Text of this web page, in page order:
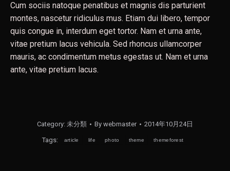
Cum sociis natoque penatibus et magnis dis parturient
montes, nascetur ridiculus mus. Etiam dui libero, tempor
quis congue in, interdum eget tortor. Nam et urna ante,
vitae pretium lacus vehicula. Sed rhoncus ullamcorper
mauris, ac condimentum metus egestas ut. Nam et urna
ante, vitae pretium lacus.
Category: 未分類 By webmaster 2014年10月24日
Tags: article life photo theme themeforest